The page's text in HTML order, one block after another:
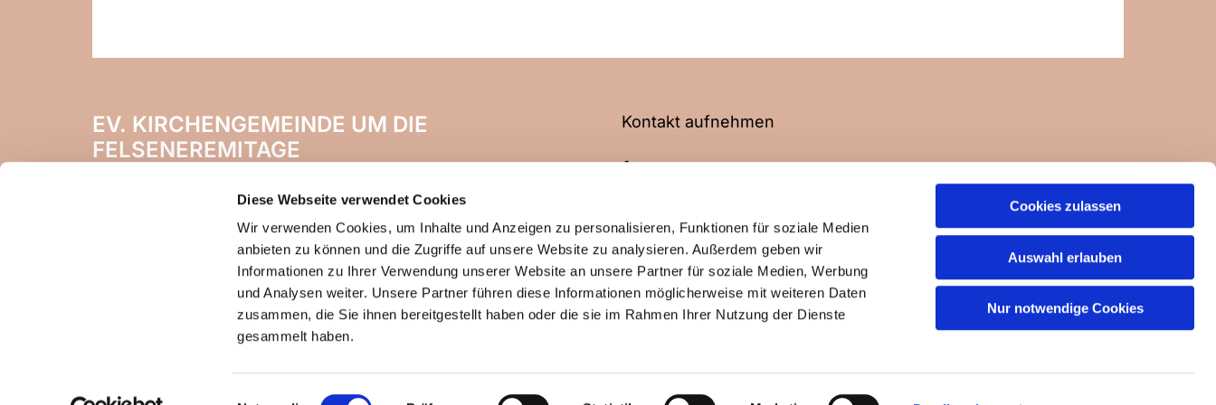
Diese Webseite verwendet Cookies
Wir verwenden Cookies, um Inhalte und Anzeigen zu personalisieren, Funktionen für soziale Medien
anbieten zu können und die Zugriffe auf unsere Website zu analysieren. Außerdem geben wir
Informationen zu Ihrer Verwendung unserer Website an unsere Partner für soziale Medien, Werbung
und Analysen weiter. Unsere Partner führen diese Informationen möglicherweise mit weiteren Daten
zusammen, die Sie ihnen bereitgestellt haben oder die sie im Rahmen Ihrer Nutzung der Dienste
gesammelt haben.
Einwilligungsauswahl
Cookies zulassen
Auswahl erlauben
Nur notwendige Cookies
EV. KIRCHENGEMEINDE UM DIE
FELSENEREMITAGE
Kontakt aufnehmen
06704 2466
info@evangelische-kirchengemeinde-um-die-felseneremitage.de
ChurchDesk-Login